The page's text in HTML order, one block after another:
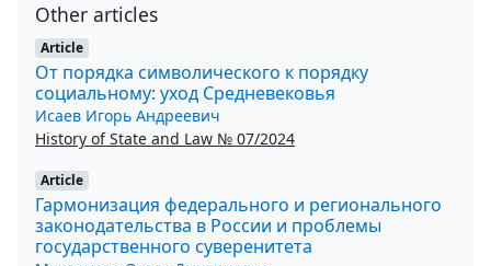
Other articles
Article
От порядка символического к порядку
социальному: уход Средневековья
Исаев Игорь Андреевич
History of State and Law № 07/2024
Article
Гармонизация федерального и регионального
законодательства в России и проблемы
государственного суверенитета